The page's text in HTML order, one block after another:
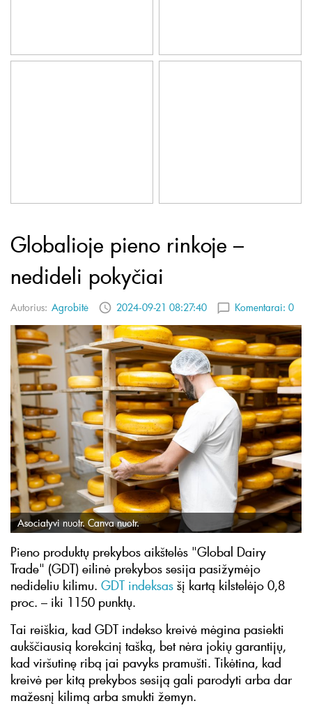
Globalioje pieno rinkoje –
nedideli pokyčiai
Autorius: Agrobitė 2024-09-21 08:27:40 Komentarai: 0
Asociatyvi nuotr. Canva nuotr.
Pieno produktų prekybos aikštelės "Global Dairy
Trade" (GDT) eilinė prekybos sesija pasižymėjo
nedideliu kilimu. GDT indeksas šį kartą kilstelėjo 0,8
proc. – iki 1150 punktų.
Tai reiškia, kad GDT indekso kreivė mėgina pasiekti
aukščiausią korekcinį tašką, bet nėra jokių garantijų,
kad viršutinę ribą jai pavyks pramušti. Tikėtina, kad
kreivė per kitą prekybos sesiją gali parodyti arba dar
mažesnį kilimą arba smukti žemyn.